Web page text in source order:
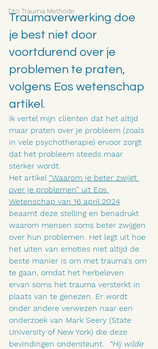
Tito Trauma Methode
Traumaverwerking doe
je best niet door
voortdurend over je
problemen te praten,
volgens Eos wetenschap
artikel.
Ik vertel mijn cliënten dat het altijd
maar praten over je probleem (zoals
in vele psychotherapie) ervoor zorgt
dat het probleem steeds maar
sterker wordt.
Het artikel “Waarom je beter zwijgt
over je problemen” uit Eos
Wetenschap van 16 april 2024
beaamt deze stelling en benadrukt
waarom mensen soms beter zwijgen
over hun problemen. Het legt uit hoe
het uiten van emoties niet altijd de
beste manier is om met trauma's om
te gaan, omdat het herbeleven
ervan soms het trauma versterkt in
plaats van te genezen. Er wordt
onder andere verwezen naar een
onderzoek van Mark Seery (State
University of New York) die deze
bevindingen ondersteunt.
“Hij wilde